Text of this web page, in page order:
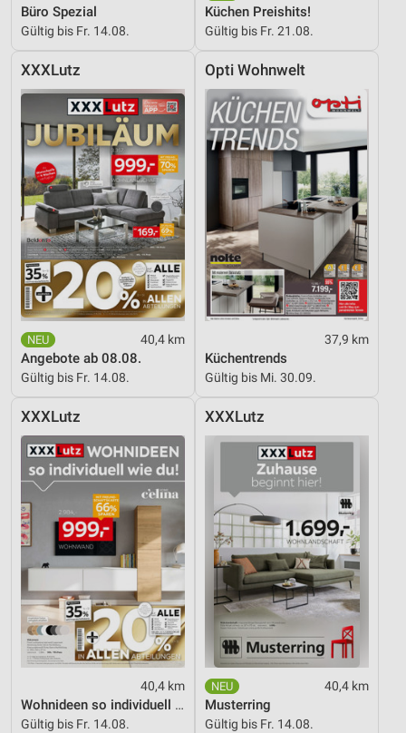
Büro Spezial
Gültig bis Fr. 14.08.
Küchen Preishits!
Gültig bis Fr. 21.08.
XXXLutz
40,4 km
Angebote ab 08.08.
Gültig bis Fr. 14.08.
Opti Wohnwelt
37,9 km
Küchentrends
Gültig bis Mi. 30.09.
XXXLutz
40,4 km
Wohnideen so individuell wie du!
Gültig bis Fr. 14.08.
XXXLutz
40,4 km
Musterring
Gültig bis Fr. 14.08.